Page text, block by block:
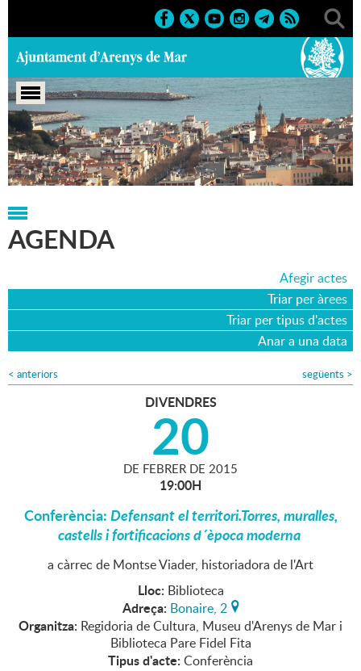
Portada > Agenda > 20-02-2015
AGENDA
Afegir actes
Triar per àrees
Triar per tipus d'actes
Anar a una data
< anteriors següents >
DIVENDRES
20
DE FEBRER DE 2015
19:00H
Conferència:Defensant el territori.Torres, muralles,
castells i fortificacions d´època moderna
a càrrec de Montse Viader, historiadora de l'Art
Lloc: Biblioteca
Adreça: Bonaire, 2
Organitza: Regidoria de Cultura, Museu d'Arenys de Mar i
Biblioteca Pare Fidel Fita
Tipus d'acte: Conferència